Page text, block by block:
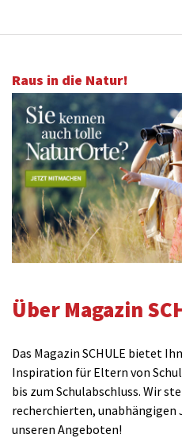
Raus in die Natur!
Über Magazin
Das Magazin SCHULE bietet
Inspiration für Eltern von
bis zum Schulabschluss. Wir
recherchierten, unabhängigen
unseren Angeboten!